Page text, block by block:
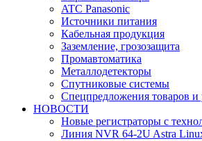
ATC Panasonic
Источники питания
Кабельная продукция
Заземление, грозозащита
Промавтоматика
Металлодетекторы
Спутниковые системы
Спецпредложения товаров и
НОВОСТИ
Новые регистраторы с
Линия NVR 64-2U Astra